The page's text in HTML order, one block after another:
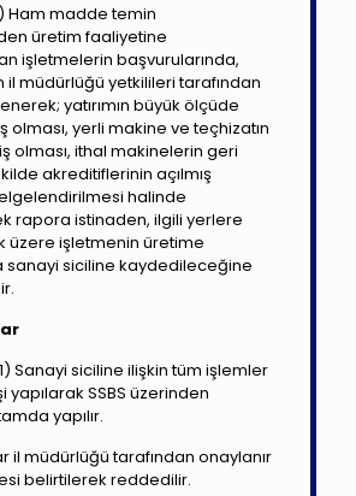
Ham madde temin
üretim faaliyetine
işletmelerin başvurularında,
il müdürlüğü yetkilileri tarafından
yatırımın büyük ölçüde
olması, yerli makine ve teçhizatın
olması, ithal makinelerin geri
akreditiflerinin açılmış
halinde
rapora istinaden, ilgili yerlere
üzere işletmenin üretime
sanayi siciline kaydedileceğine
Sanayi siciline ilişkin tüm işlemler
yapılarak SSBS üzerinden
yapılır.
il müdürlüğü tarafından onaylanır
belirtilerek reddedilir.